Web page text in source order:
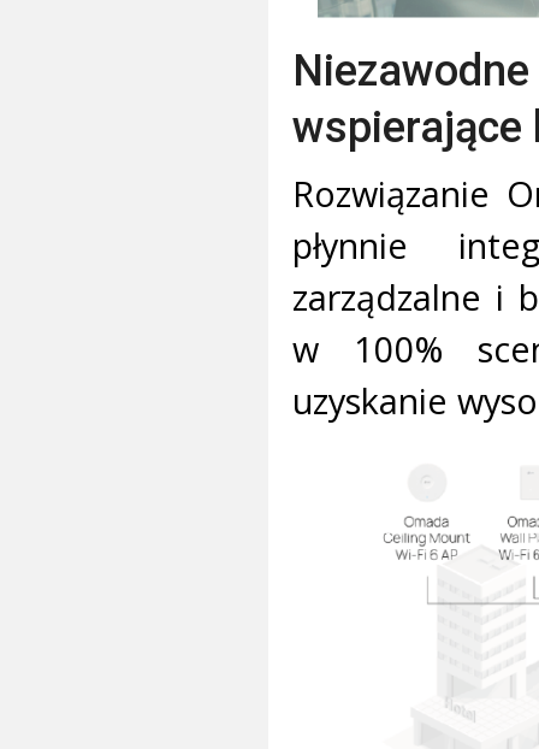
wspierające
Rozwiązanie
płynnie
zarządzalne i
w 100%
uzyskanie